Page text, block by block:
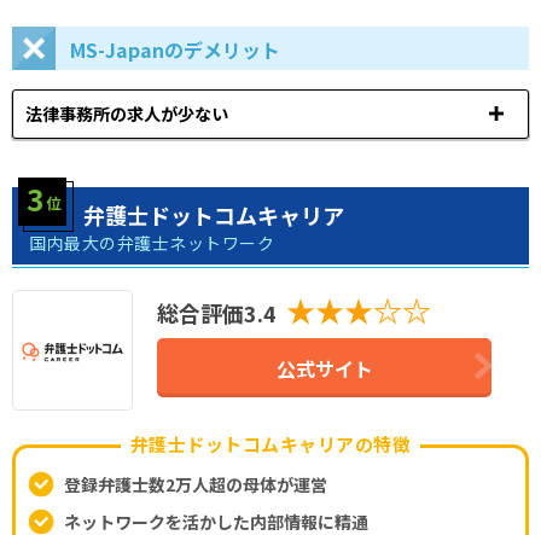
MS-Japanのデメリット
法律事務所の求人が少ない
弁護士ドットコムキャリア
国内最大の弁護士ネットワーク
総合評価3.4 ★★★☆☆
公式サイト
弁護士ドットコムキャリアの特徴
登録弁護士数2万人超の母体が運営
ネットワークを活かした内部情報に精通